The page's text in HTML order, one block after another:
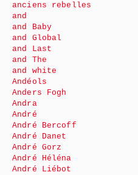
anciens rebelles
and
and Baby
and Global
and Last
and The
and white
Andéols
Anders Fogh
Andra
André
André Bercoff
André Danet
André Gorz
André Héléna
André Liébot